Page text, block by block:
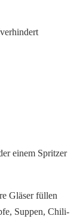
einem Spritzer
Gläser füllen
Suppen, Chili-